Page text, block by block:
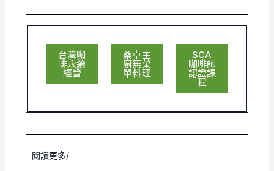
台灣咖
啡永續
經營
桑卓主
廚無菜
單料理
SCA
咖啡師
認證課
程
閱讀更多/